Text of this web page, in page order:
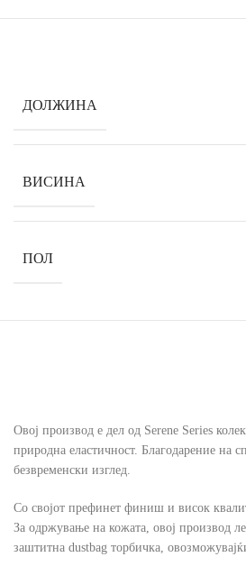
ДОЛЖИНА
ВИСИНА
ПОЛ
Овој производ е дел од Serene Series
природна еластичност. Благодарение на
безвременски изглед.
Со својот префинет финиш и висок
За одржување на кожата, овој производ
заштитна dustbag торбичка,